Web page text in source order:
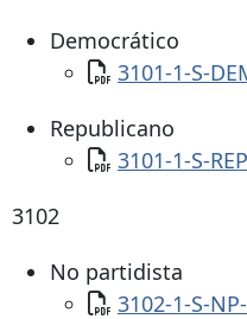
Democrático
Documento
3101-1-S-
Republicano
Documento
3101-1-S-
3102
No partidista
Documento
3102-1-S-